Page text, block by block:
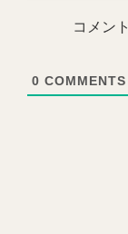
コメン
0 COMMENTS